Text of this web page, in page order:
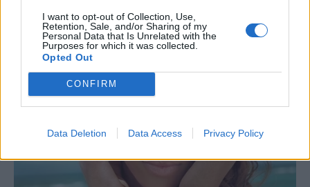
I want to opt-out of Collection, Use,
Retention, Sale, and/or Sharing of my
Personal Data that Is Unrelated with the
Purposes for which it was collected.
Opted Out
CONFIRM
Data Deletion Data Access Privacy Policy